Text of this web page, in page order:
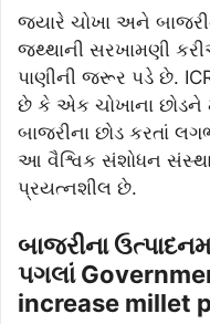
જ્યારે ચોખા અને
જથ્થાની સરખામણી
પાણીની જરૂર પડે છે.
છે કે એક ચોખાના છોડને
બાજરીના છોડ કરતાં
આ વૈશ્વિક સંશોધન
પ્રયત્નશીલ છે.
બાજરીના
પગલાં
increase millet